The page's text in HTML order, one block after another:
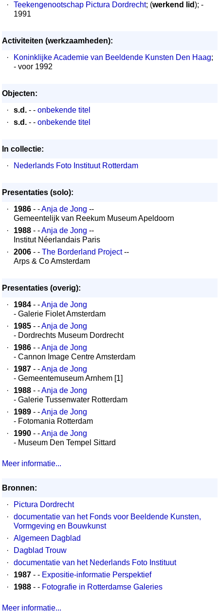
·
Teekengenootschap Pictura Dordrecht; (werkend lid); -
1991
Activiteiten (werkzaamheden):
·
Koninklijke Academie van Beeldende Kunsten Den Haag;
- voor 1992
Objecten:
·
s.d. - - onbekende titel
·
s.d. - - onbekende titel
In collectie:
·
Nederlands Foto Instituut Rotterdam
Presentaties (solo):
·
1986 - -Anja de Jong --
Gemeentelijk van Reekum Museum Apeldoorn
·
1988 - -Anja de Jong --
Institut Néerlandais Paris
·
2006 - - The Borderland Project--
Arps & Co Amsterdam
Presentaties (overig):
·
1984 - -Anja de Jong
- Galerie Fiolet Amsterdam
·
1985 - -Anja de Jong
- Dordrechts Museum Dordrecht
·
1986 - -Anja de Jong
- Cannon Image Centre Amsterdam
·
1987 - -Anja de Jong
- Gemeentemuseum Arnhem [1]
·
1988 - -Anja de Jong
- Galerie Tussenwater Rotterdam
·
1989 - -Anja de Jong
- Fotomania Rotterdam
·
1990 - -Anja de Jong
- Museum Den Tempel Sittard
Meer informatie...
Bronnen:
·
Pictura Dordrecht
·
documentatie van het Fonds voor Beeldende Kunsten,
Vormgeving en Bouwkunst
·
Algemeen Dagblad
·
Dagblad Trouw
·
documentatie van het Nederlands Foto Instituut
·
1987 - - Expositie-informatie Perspektief
·
1988 - - Fotografie in Rotterdamse Galeries
Meer informatie...